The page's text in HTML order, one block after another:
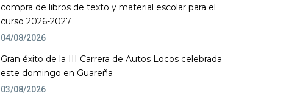
compra de libros de texto y material escolar para el
curso 2026-2027
04/08/2026
Gran éxito de la III Carrera de Autos Locos celebrada
este domingo en Guareña
03/08/2026